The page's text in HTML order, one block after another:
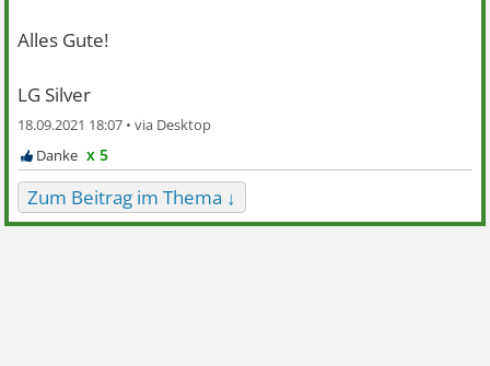
Alles Gute!
LG Silver
18.09.2021 18:07 •
x 5
Zum Beitrag im Thema ↓